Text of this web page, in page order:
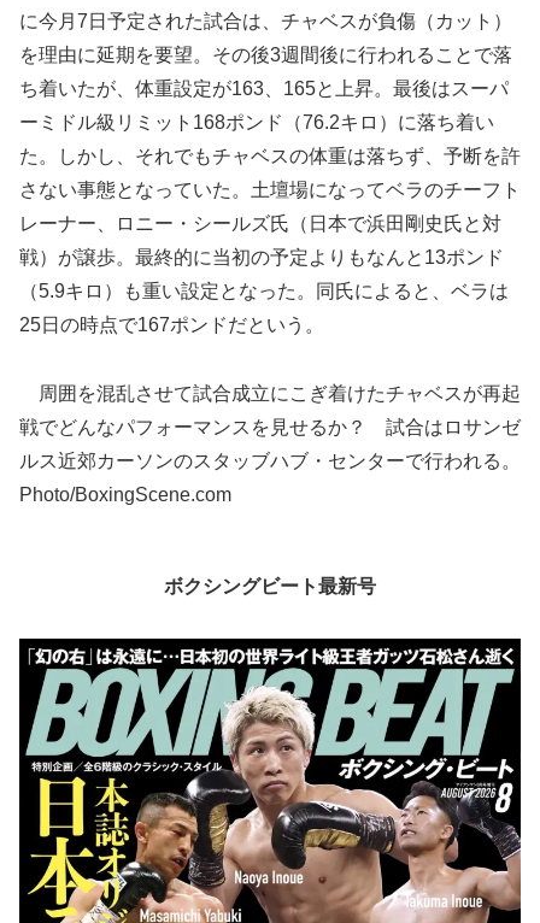
に今月7日予定された試合は、チャベスが負傷（カット）
を理由に延期を要望。その後3週間後に行われることで落
ち着いたが、体重設定が163、165と上昇。最後はスーパ
ーミドル級リミット168ポンド（76.2キロ）に落ち着い
た。しかし、それでもチャベスの体重は落ちず、予断を許
さない事態となっていた。土壇場になってベラのチーフト
レーナー、ロニー・シールズ氏（日本で浜田剛史氏と対
戦）が譲歩。最終的に当初の予定よりもなんと13ポンド
（5.9キロ）も重い設定となった。同氏によると、ベラは
25日の時点で167ポンドだという。
周囲を混乱させて試合成立にこぎ着けたチャベスが再起
戦でどんなパフォーマンスを見せるか？ 試合はロサンゼ
ルス近郊カーソンのスタッブハブ・センターで行われる。
Photo/BoxingScene.com
ボクシングビート最新号